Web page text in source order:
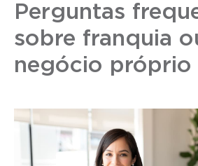
Perguntas
sobre franquia
negócio próprio